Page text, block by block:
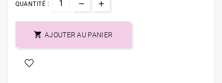
QUANTITÉ :
 AJOUTER AU PANIER